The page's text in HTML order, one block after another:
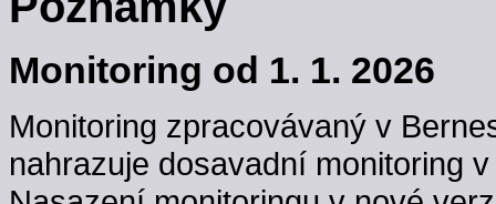
Monitoring od 1. 1. 2026
Monitoring zpracovávaný v
nahrazuje dosavadní monitoring